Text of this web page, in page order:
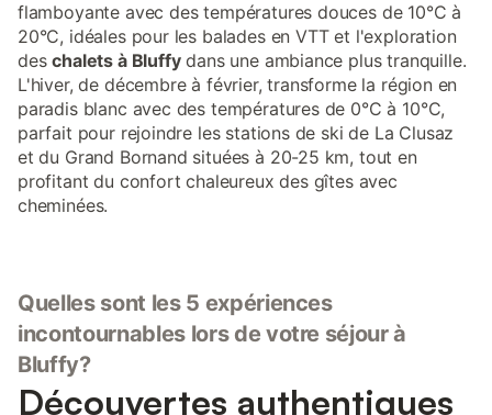
flamboyante avec des températures douces de 10°C à
20°C, idéales pour les balades en VTT et l'exploration
deschalets à Bluffydans une ambiance plus tranquille.
L'hiver, de décembre à février, transforme la région en
paradis blanc avec des températures de 0°C à 10°C,
parfait pour rejoindre les stations de ski de La Clusaz
et du Grand Bornand situées à 20-25 km, tout en
profitant du confort chaleureux des gîtes avec
cheminées.
Quelles sont les 5 expériences
incontournables lors de votre séjour à
Bluffy?
Découvertes authentiques